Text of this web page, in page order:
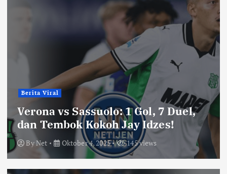
Berita Viral
Verona vs Sassuolo: 1 Gol, 7 Duel,
dan Tembok Kokoh Jay Idzes!
ByNet Oktober 4, 2025 145 views